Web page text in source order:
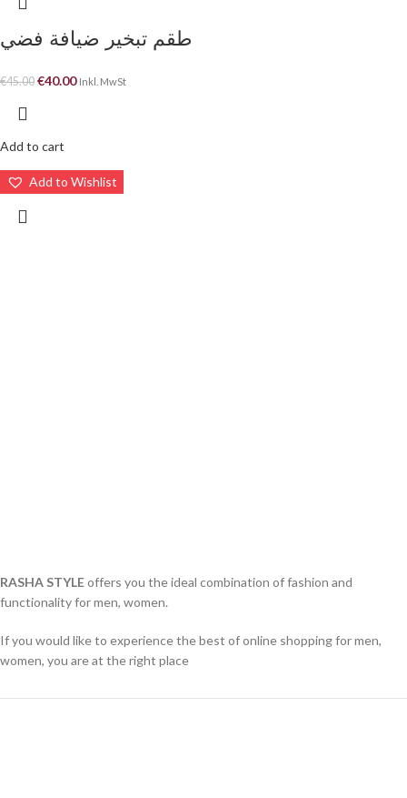
طقم تبخير ضيافة فضي
€45.00 €40.00 Inkl. MwSt
Add to cart
Add to Wishlist
RASHA STYLEoffers you the ideal combination of fashion and
functionality for men, women.
If you would like to experience the best of online shopping for men,
women, you are at the right place